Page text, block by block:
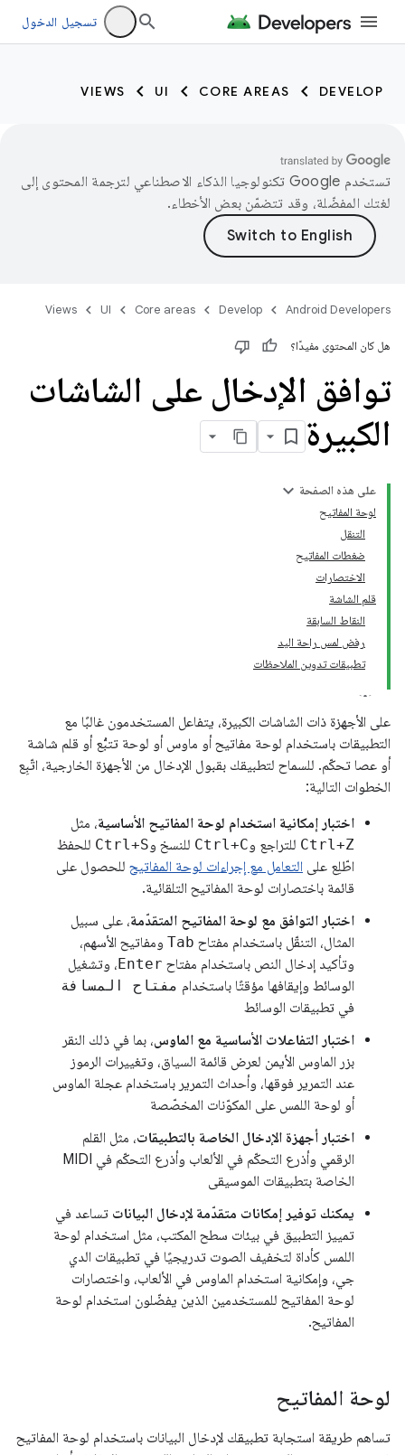
تسجيل الدخول
DEVELOP
CORE AREAS
UI
VIEWS
تستخدم Google تكنولوجيا الذكاء الاصطناعي لترجمة المحتوى إلى
لغتك المفضّلة، وقد تتضمّن بعض الأخطاء.
Android Developers
Develop
Core areas
UI
Views
هل كان المحتوى مفيدًا؟
توافق الإدخال على الشاشات
الكبيرة
على هذه الصفحة
لوحة المفاتيح
التنقل
ضغطات المفاتيح
الاختصارات
قلم الشاشة
النقاط السابقة
رفض لمس راحة اليد
تطبيقات تدوين الملاحظات
على الأجهزة ذات الشاشات الكبيرة، يتفاعل المستخدمون غالبًا مع
التطبيقات باستخدام لوحة مفاتيح أو ماوس أو لوحة تتبُّع أو قلم شاشة
أو عصا تحكّم. للسماح لتطبيقك بقبول الإدخال من الأجهزة الخارجية، اتّبِع
الخطوات التالية:
اختبار إمكانية استخدام لوحة المفاتيح الأساسية، مثل
Ctrl+Z للتراجع وCtrl+C للنسخ وCtrl+S للحفظ
اطّلِع على التعامل مع إجراءات لوحة المفاتيح للحصول على
قائمة باختصارات لوحة المفاتيح التلقائية.
اختبار التوافق مع لوحة المفاتيح المتقدّمة، على سبيل
المثال، التنقّل باستخدام مفتاح Tab ومفاتيح الأسهم،
وتأكيد إدخال النص باستخدام مفتاح Enter، وتشغيل
الوسائط وإيقافها مؤقتًا باستخدام مفتاح المسافة
في تطبيقات الوسائط
اختبار التفاعلات الأساسية مع الماوس، بما في ذلك النقر
بزر الماوس الأيمن لعرض قائمة السياق، وتغييرات الرموز
عند التمرير فوقها، وأحداث التمرير باستخدام عجلة الماوس
أو لوحة اللمس على المكوّنات المخصّصة
اختبار أجهزة الإدخال الخاصة بالتطبيقات، مثل القلم
الرقمي وأذرع التحكّم في الألعاب وأذرع التحكّم في MIDI
الخاصة بتطبيقات الموسيقى
يمكنك توفير إمكانات متقدّمة لإدخال البيانات تساعد في
تمييز التطبيق في بيئات سطح المكتب، مثل استخدام لوحة
اللمس كأداة لتخفيف الصوت تدريجيًا في تطبيقات الدي
جي، وإمكانية استخدام الماوس في الألعاب، واختصارات
لوحة المفاتيح للمستخدمين الذين يفضّلون استخدام لوحة
المفاتيح.
لوحة المفاتيح
تساهم طريقة استجابة تطبيقك لإدخال البيانات باستخدام لوحة المفاتيح